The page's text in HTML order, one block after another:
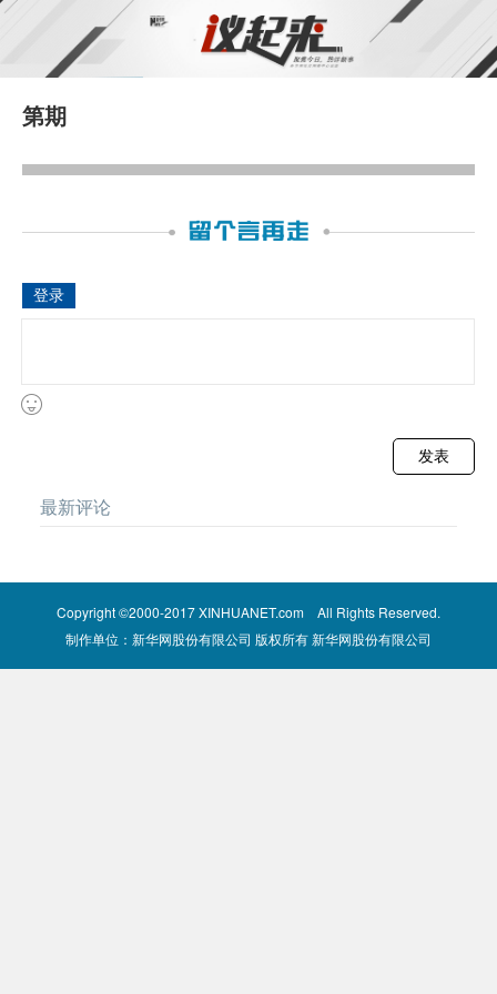
第期
登录
发表
最新评论
Copyright ©2000-2017 XINHUANET.com All Rights Reserved.
制作单位：新华网股份有限公司 版权所有 新华网股份有限公司